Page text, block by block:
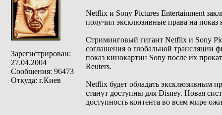
Зарегистрирован:
27.04.2004
Сообщения: 96473
Откуда: г.Киев
Netflix и Sony Pictures Entertainment
получил эксклюзивные права на показ
Стриминговый гигант Netflix и Sony
соглашения о глобальной трансляции
показ кинокартин Sony после их
Reuters.
Netflix будет обладать эксклюзивным
станут доступны для Disney. Новая
доступность контента во всем мире